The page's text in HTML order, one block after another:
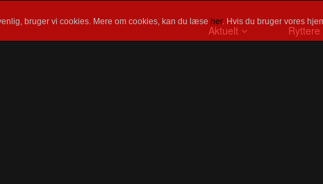
bruger vi cookies. Mere om cookies, kan du læse her. Hvis du bruger vores
Aktuelt Ryttere